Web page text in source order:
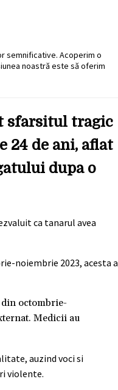
semnificative. Acoperim o
noastră este să oferim
sfarsitul tragic
24 de ani, aflat
dupa o
ca tanarul avea
noiembrie 2023, acesta a
din octombrie-
Medicii au
auzind voci si
violente.